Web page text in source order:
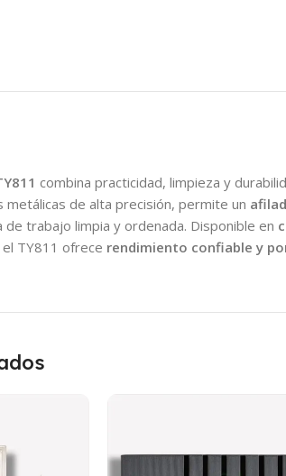
combina practicidad, limpieza y
de alta precisión, permite un
trabajo limpia y ordenada. Disponible en
el TY811 ofrece rendimiento confiable y